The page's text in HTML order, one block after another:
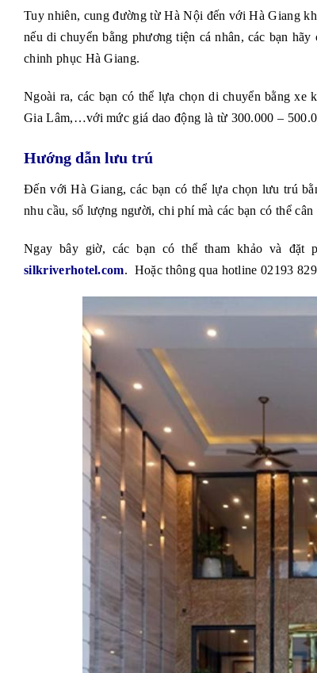
Tuy nhiên, cung đường từ Hà Nội đến với Hà Giang
nếu di chuyển bằng phương tiện cá nhân, các bạn
chinh phục Hà Giang.
Ngoài ra, các bạn có thể lựa chọn di chuyển bằng xe
Gia Lâm,…với mức giá dao động là từ 300.000 –
Hướng dẫn lưu trú
Đến với Hà Giang, các bạn có thể lựa chọn lưu trú
nhu cầu, số lượng người, chi phí mà các bạn có thể
Ngay bây giờ, các bạn có thể tham khảo và đặt
silkriverhotel.com. Hoặc thông qua hotline 02193